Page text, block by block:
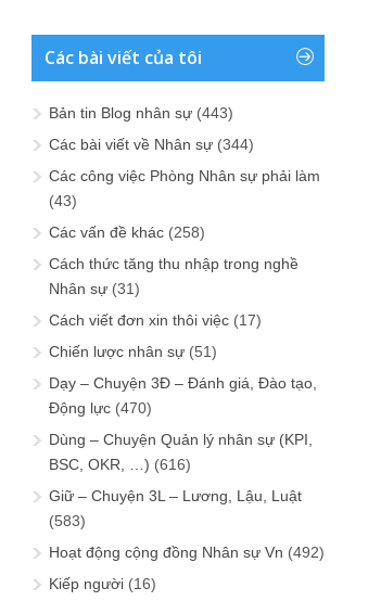
Các bài viết của tôi
Bản tin Blog nhân sự (443)
Các bài viết về Nhân sự (344)
Các công việc Phòng Nhân sự phải làm
(43)
Các vấn đề khác (258)
Cách thức tăng thu nhập trong nghề
Nhân sự (31)
Cách viết đơn xin thôi việc (17)
Chiến lược nhân sự (51)
Dạy – Chuyện 3Đ – Đánh giá, Đào tạo,
Động lực (470)
Dùng – Chuyện Quản lý nhân sự (KPI,
BSC, OKR, …) (616)
Giữ – Chuyện 3L – Lương, Lậu, Luật
(583)
Hoạt động cộng đồng Nhân sự Vn (492)
Kiếp người (16)